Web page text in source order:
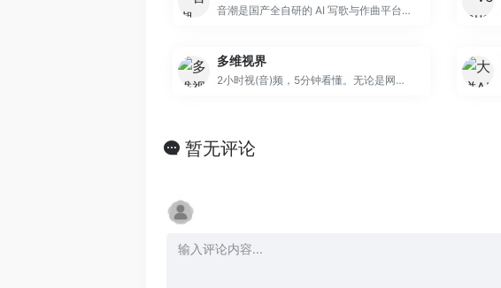
音潮是国产全自研的 AI 写歌与作曲平台，基于国产自研音乐大模型打造，专注中文语义与情绪写歌体验。音潮支持一句话生成歌曲、图片写歌、专业人声与高音质编曲。零基础也能轻松创作，极速输出。适用于短视频创作、主题曲定制、情绪记录与灵感捕捉。App、Android、Web 全平台可用。
多维视界
2小时视(音)频，5分钟看懂。无论是网课、播客、会议录音、外语视频，都能一键完成AI转录、总结摘要、互动学习、视觉分析和内容二创。
暂无评论